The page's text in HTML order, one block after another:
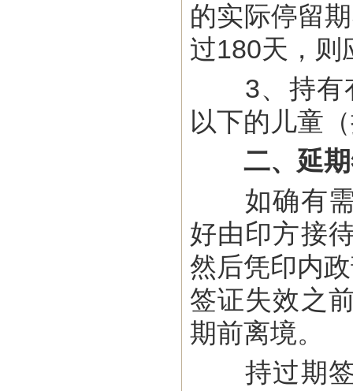
的实际停留
过180天，则
3、持有有
以下的儿童
二、延
如确有需
好由印方接
然后凭印内
签证失效之
期前离境。
持过期签